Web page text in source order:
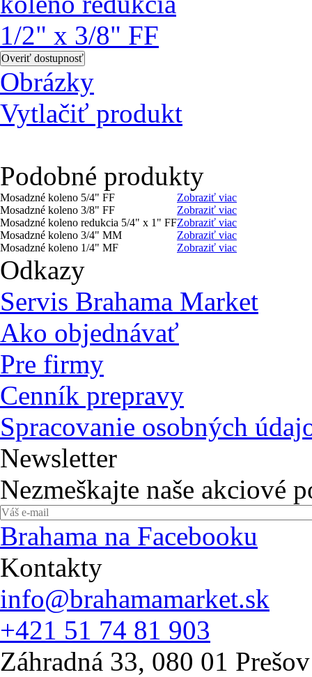
Obrázky
Vytlačiť produkt
Podobné produkty
Mosadzné koleno 5/4" FF
Zobraziť viac
Mosadzné koleno 3/8" FF
Zobraziť viac
Mosadzné koleno redukcia 5/4" x 1" FFZobraziť viac
Mosadzné koleno 3/4" MM
Zobraziť viac
Mosadzné koleno 1/4" MF
Zobraziť viac
Odkazy
Servis Brahama Market
Ako objednávať
Pre firmy
Cenník prepravy
Spracovanie osobných
Newsletter
Nezmeškajte naše akciové
Brahama na Facebooku
Kontakty
info@brahamamarket.sk
+421 51 74 81 903
Záhradná 33, 080 01 Prešov